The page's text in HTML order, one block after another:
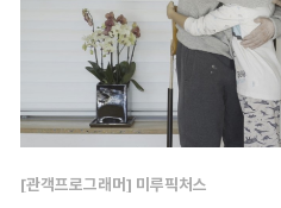
[관객프로그래머] 미루픽처스